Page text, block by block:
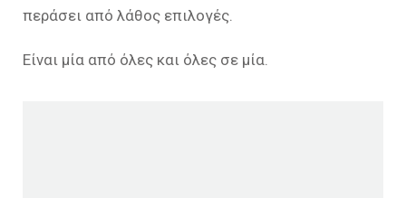
περάσει από λάθος επιλογές.
Είναι μία από όλες και όλες σε μία.